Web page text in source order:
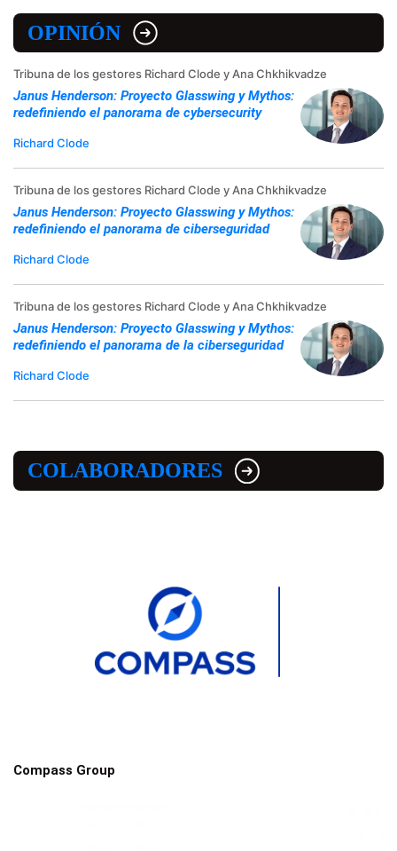
OPINIÓN
Tribuna de los gestores Richard Clode y Ana Chkhikvadze
Janus Henderson: Proyecto Glasswing y Mythos:
redefiniendo el panorama de cybersecurity
Richard Clode
Tribuna de los gestores Richard Clode y Ana Chkhikvadze
Janus Henderson: Proyecto Glasswing y Mythos:
redefiniendo el panorama de ciberseguridad
Richard Clode
Tribuna de los gestores Richard Clode y Ana Chkhikvadze
Janus Henderson: Proyecto Glasswing y Mythos:
redefiniendo el panorama de la ciberseguridad
Richard Clode
COLABORADORES
Compass Group